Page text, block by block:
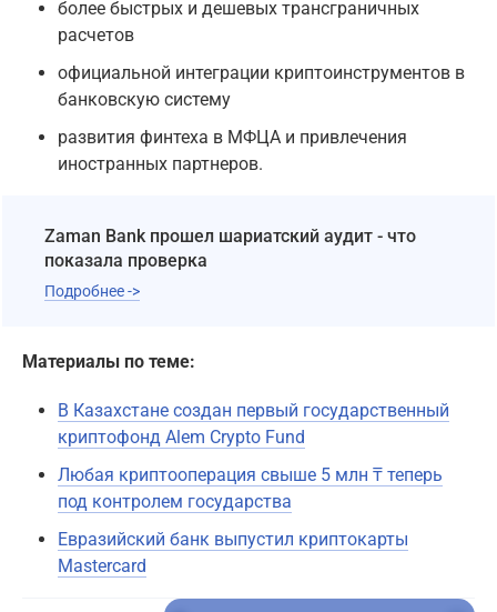
более быстрых и дешевых трансграничных
расчетов
официальной интеграции криптоинструментов в
банковскую систему
развития финтеха в МФЦА и привлечения
иностранных партнеров.
Zaman Bank прошел шариатский аудит - что
показала проверка
Подробнее ->
Материалы по теме:
В Казахстане создан первый государственный
криптофонд Alem Crypto Fund
Любая криптооперация свыше 5 млн ₸ теперь
под контролем государства
Евразийский банк выпустил криптокарты
Mastercard